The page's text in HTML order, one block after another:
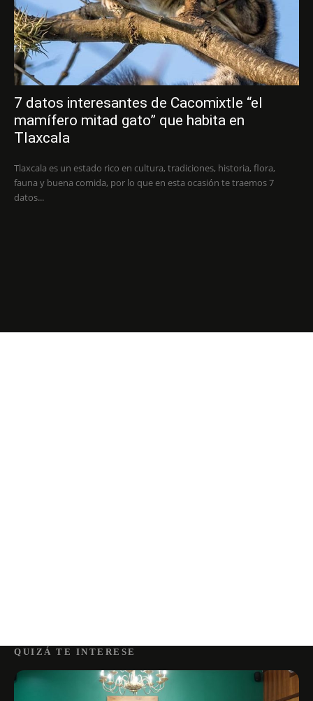
7 datos interesantes de Cacomixtle “el
mamífero mitad gato” que habita en
Tlaxcala
Tlaxcala es un estado rico en cultura, tradiciones, historia, flora,
fauna y buena comida, por lo que en esta ocasión te traemos 7
datos...
QUIZÁ TE INTERESE